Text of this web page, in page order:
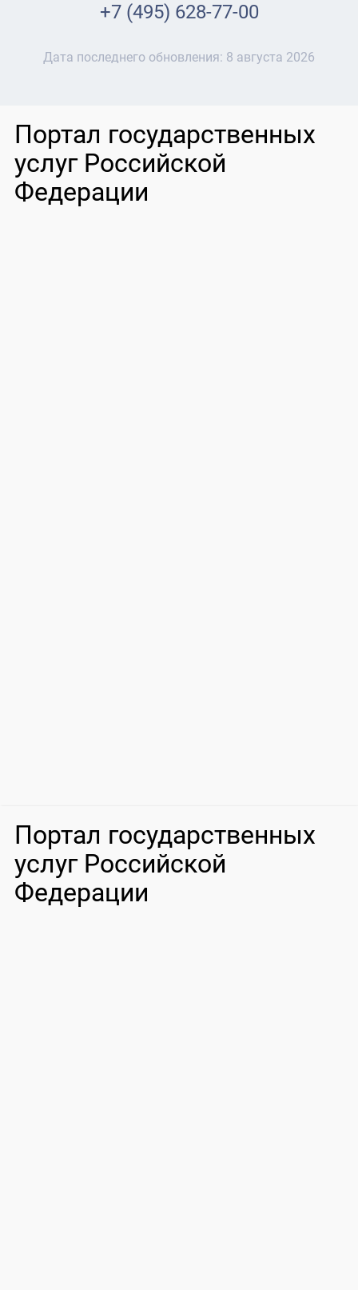
+7 (495) 628-77-00
Дата последнего обновления: 8 августа 2026
Портал государственных
услуг Российской
Федерации
Портал государственных
услуг Российской
Федерации